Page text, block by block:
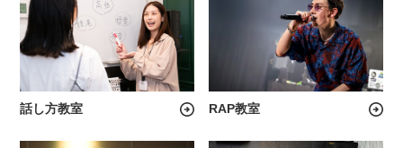
話し方教室 RAP教室